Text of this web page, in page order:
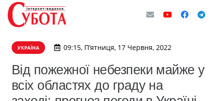
УКРАЇНА 09:15, П’ятниця, 17 Червня, 2022
Від пожежної небезпеки майже у
всіх областях до граду на